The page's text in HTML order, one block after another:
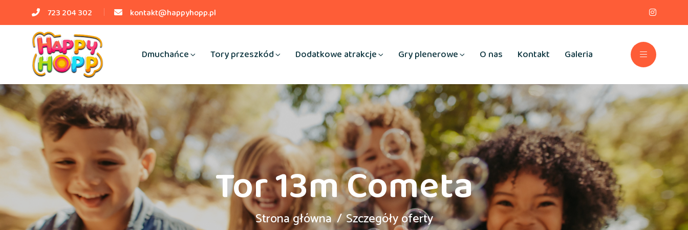
723 204 302 kontakt@happyhopp.pl
Dmuchańce Tory przeszkód Dodatkowe atrakcje Gry plenerowe O nas Kontakt Galeria
Tor 13m Cometa
Strona główna Szczegóły oferty